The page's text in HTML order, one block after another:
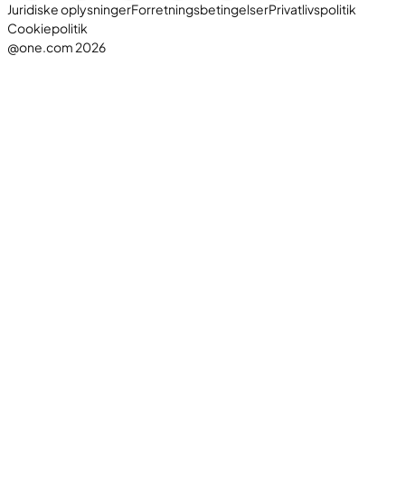
Juridiske oplysningerForretningsbetingelserPrivatlivspolitik
Cookiepolitik
@one.com 2026